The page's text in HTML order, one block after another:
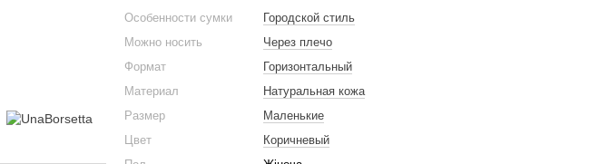
Особенности сумки
Городской стиль
Можно носить
Через плечо
Формат
Горизонтальный
Материал
Натуральная кожа
Размер
Маленькие
Цвет
Коричневый